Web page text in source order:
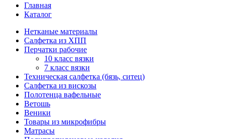
Главная
Каталог
Нетканые материалы
Салфетка из ХПП
Перчатки рабочие
10 класс вязки
7 класс вязки
Техническая салфетка (бязь, ситец)
Салфетка из вискозы
Полотенца вафельные
Ветошь
Веники
Товары из микрофибры
Матрасы